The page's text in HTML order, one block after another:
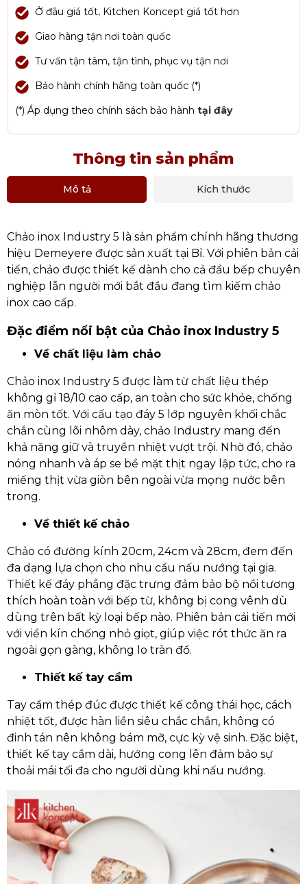
Ở đâu giá tốt, Kitchen Koncept giá tốt hơn
Giao hàng tận nơi toàn quốc
Tư vấn tận tâm, tận tình, phục vụ tận nơi
Bảo hành chính hãng toàn quốc (*)
(*) Áp dụng theo chính sách bảo hành tại đây
Thông tin sản phẩm
Mô tả Kích thước
Chảo inox Industry 5 là sản phẩm chính hãng thương
hiệu Demeyere được sản xuất tại Bỉ. Với phiên bản cải
tiến, chảo được thiết kế dành cho cả đầu bếp chuyên
nghiệp lẫn người mới bắt đầu đang tìm kiếm chảo
inox cao cấp.
Đặc điểm nổi bật của Chảo inox Industry 5
Về chất liệu làm chảo
Chảo inox Industry 5 được làm từ chất liệu thép
không gỉ 18/10 cao cấp, an toàn cho sức khỏe, chống
ăn mòn tốt. Với cấu tạo đáy 5 lớp nguyên khối chắc
chắn cùng lõi nhôm dày, chảo Industry mang đến
khả năng giữ và truyền nhiệt vượt trội. Nhờ đó, chảo
nóng nhanh và áp se bề mặt thịt ngay lập tức, cho ra
miếng thịt vừa giòn bên ngoài vừa mọng nước bên
trong.
Về thiết kế chảo
Chảo có đường kính 20cm, 24cm và 28cm, đem đến
đa dạng lựa chọn cho nhu cầu nấu nướng tại gia.
Thiết kế đáy phẳng đặc trưng đảm bảo bộ nồi tương
thích hoàn toàn với bếp từ, không bị cong vênh dù
dùng trên bất kỳ loại bếp nào. Phiên bản cải tiến mới
với viền kín chống nhỏ giọt, giúp việc rót thức ăn ra
ngoài gọn gàng, không lo tràn đổ.
Thiết kế tay cầm
Tay cầm thép đúc được thiết kế công thái học, cách
nhiệt tốt, được hàn liền siêu chắc chắn, không có
đinh tán nên không bám mỡ, cực kỳ vệ sinh. Đặc biệt,
thiết kế tay cầm dài, hướng cong lên đảm bảo sự
thoải mái tối đa cho người dùng khi nấu nướng.